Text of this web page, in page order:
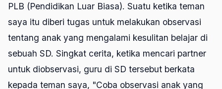
PLB (Pendidikan Luar Biasa). Suatu ketika teman
saya itu diberi tugas untuk melakukan observasi
tentang anak yang mengalami kesulitan belajar di
sebuah SD. Singkat cerita, ketika mencari partner
untuk diobservasi, guru di SD tersebut berkata
kepada teman saya, "Coba observasi anak yang